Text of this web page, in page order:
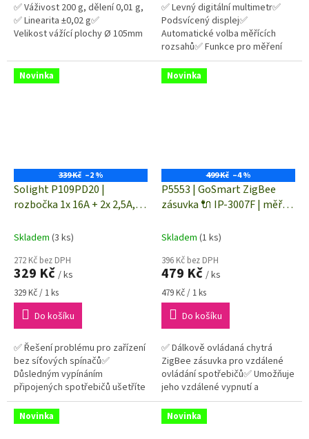
✅ Váživost 200 g, dělení 0,01 g,
✅ Linearita ±0,02 g✅
Velikost vážící plochy Ø 105mm
✅ Levný digitální multimetr✅
Podsvícený displej✅
Automatické volba měřících
rozsahů✅ Funkce pro měření
pomocí proudových kleští✅
Automatické vypínání a další
funkce
Novinka
339 Kč –2 %
Solight P109PD20 |
rozbočka 1x 16A + 2x 2,5A,
20W PD | vypínač | bílá | CZ
Skladem (3 ks)
272 Kč bez DPH
329 Kč / ks
Měrná
cena:
329 Kč / 1 ks
Do košíku
✅ Řešení problému pro zařízení
bez síťových spínačů✅
Důsledným vypínáním
připojených spotřebičů ušetříte
náklady na elektřinu v
pohotovostním režimu✅
Rozbočovací zásuvka s...
Novinka
499 Kč –4 %
P5553 | GoSmart ZigBee
zásuvka 🔌 IP-3007F | měřič
elektroměr | spínací
Skladem (1 ks)
396 Kč bez DPH
479 Kč / ks
Měrná
cena:
479 Kč / 1 ks
Do košíku
✅ Dálkově ovládaná chytrá
ZigBee zásuvka pro vzdálené
ovládání spotřebičů✅ Umožňuje
jeho vzdálené vypnutí a
zapnutí✅ Max. 16 A/ 3 680
W✅ Měřič spotřeby, časovač
Novinka Novinka